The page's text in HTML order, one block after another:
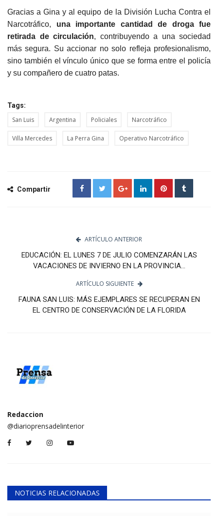
Gracias a Gina y al equipo de la División Lucha Contra el
Narcotráfico, una importante cantidad de droga fue
retirada de circulación, contribuyendo a una sociedad
más segura. Su accionar no solo refleja profesionalismo,
sino también el vínculo único que se forma entre el policía
y su compañero de cuatro patas.
Tags:
San Luis Argentina Policiales Narcotráfico
Villa Mercedes La Perra Gina Operativo Narcotráfico
Compartir
ARTÍCULO ANTERIOR
EDUCACIÓN: EL LUNES 7 DE JULIO COMENZARÁN LAS
VACACIONES DE INVIERNO EN LA PROVINCIA...
ARTÍCULO SIGUIENTE
FAUNA SAN LUIS: MÁS EJEMPLARES SE RECUPERAN EN
EL CENTRO DE CONSERVACIÓN DE LA FLORIDA
Redaccion
@diarioprensadelinterior
NOTICIAS RELACIONADAS